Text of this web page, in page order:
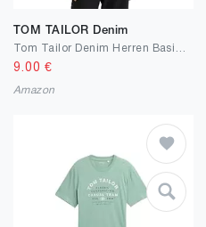
TOM TAILOR Denim
9.00 €
Amazon